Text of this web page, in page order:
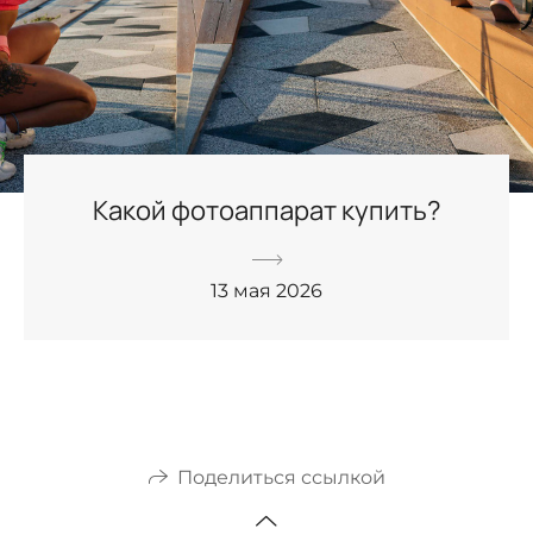
Какой фотоаппарат купить?
13 мая 2026
Поделиться ссылкой